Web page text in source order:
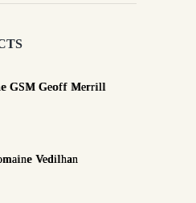
GSM Geoff Merrill
Vedilhan